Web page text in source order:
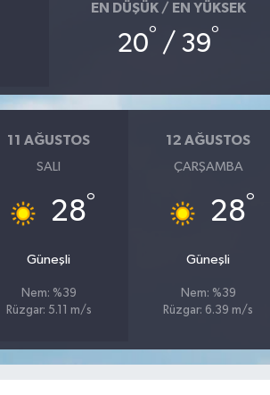
EN DÜŞÜK / EN YÜKSEK
20° / 39°
11 AĞUSTOS
SALI
28°
Güneşli
Nem: %39
Rüzgar: 5.11 m/s
12 AĞUSTOS
ÇARŞAMBA
28°
Güneşli
Nem: %39
Rüzgar: 6.39 m/s